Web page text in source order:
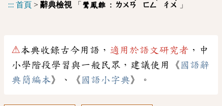
::: 首頁 > 辭典檢視「 鸞鳳雛 : ㄌㄨㄢ ㄈㄥ ㄔㄨ 」
⚠本典收錄古今用語， 適用於語文研究者 ，中
小學階段學習與一般民眾，建議使用《 國語辭
典簡編本》、《 國語小字典》。